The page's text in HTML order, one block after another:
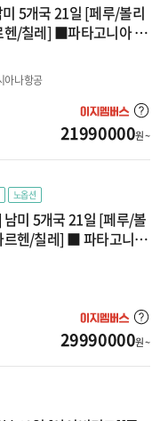
5개국 21일 [페루/볼리
헨/칠레] ■파타고니아 골
네+모레노+엘찰텐 피츠
아나항공
21990000원 ~
노옵션
미 5개국 21일 [페루/볼
르헨/칠레] ■ 파타고니아
이네+모레노+엘찰텐 피
29990000원 ~